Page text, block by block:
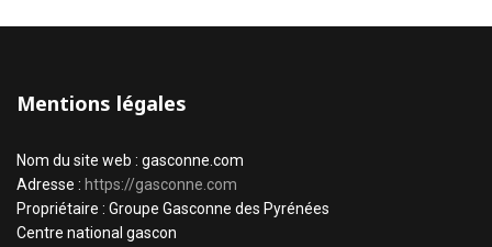
Mentions légales
Nom du site web : gasconne.com
Adresse : https://gasconne.com
Propriétaire : Groupe Gasconne des Pyrénées
Centre national gascon